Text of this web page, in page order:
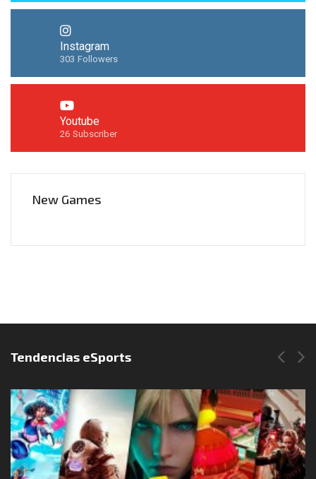
Instagram
303 Followers
Youtube
26 Subscriber
New Games
Síguenos en Instagram
Tendencias eSports